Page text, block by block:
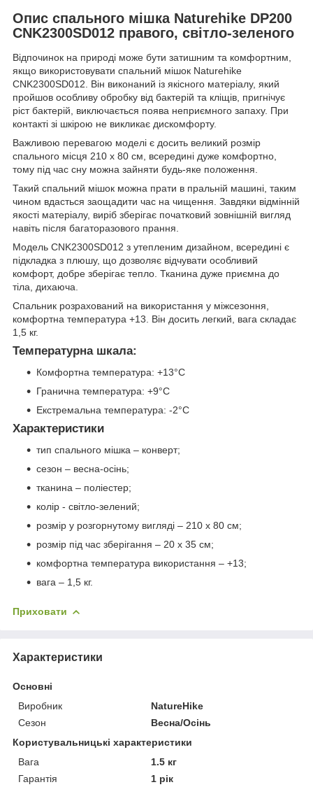
Опис спального мішка Naturehike DP200
CNK2300SD012 правого, світло-зеленого
Відпочинок на природі може бути затишним та комфортним,
якщо використовувати спальний мішок Naturehike
CNK2300SD012. Він виконаний із якісного матеріалу, який
пройшов особливу обробку від бактерій та кліщів, пригнічує
ріст бактерій, виключається поява неприємного запаху. При
контакті зі шкірою не викликає дискомфорту.
Важливою перевагою моделі є досить великий розмір
спального місця 210 x 80 см, всередині дуже комфортно,
тому під час сну можна зайняти будь-яке положення.
Такий спальний мішок можна прати в пральній машині, таким
чином вдасться заощадити час на чищення. Завдяки відмінній
якості матеріалу, виріб зберігає початковий зовнішній вигляд
навіть після багаторазового прання.
Модель CNK2300SD012 з утепленим дизайном, всередині є
підкладка з плюшу, що дозволяє відчувати особливий
комфорт, добре зберігає тепло. Тканина дуже приємна до
тіла, дихаюча.
Спальник розрахований на використання у міжсезоння,
комфортна температура +13. Він досить легкий, вага складає
1,5 кг.
Температурна шкала:
Комфортна температура: +13°C
Гранична температура: +9°C
Екстремальна температура: -2°C
Характеристики
тип спального мішка – конверт;
сезон – весна-осінь;
тканина – поліестер;
колір - світло-зелений;
розмір у розгорнутому вигляді – 210 x 80 см;
розмір під час зберігання – 20 x 35 см;
комфортна температура використання – +13;
вага – 1,5 кг.
Приховати
Характеристики
Основні
Виробник
NatureHike
Сезон
Весна/Осінь
Користувальницькі характеристики
Вага
1.5 кг
Гарантія
1 рік